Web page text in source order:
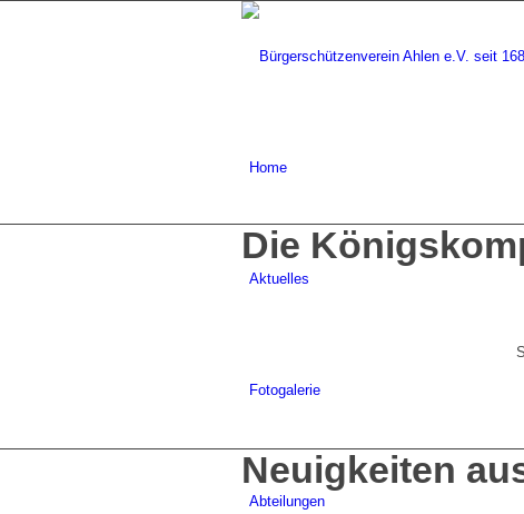
Home
Aktuelles
Fotogalerie
Abteilungen
Die
Neuigkeiten